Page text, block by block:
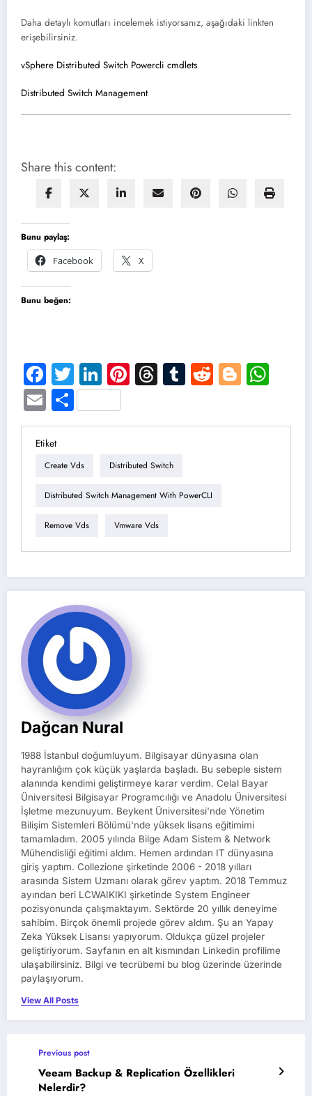
Daha detaylı komutları incelemek istiyorsanız, aşağıdaki linkten
erişebilirsiniz.
vSphere Distributed Switch Powercli cmdlets
Distributed Switch Management
Share this content:
Bunu paylaş:
Facebook
X
Bunu beğen:
Facebook
TwitterLinkedIn
Pinterest
Threads
Tumblr
Reddit
EmailShare
Etiket
Create Vds Distributed Switch
Distributed Switch Management With PowerCLI
Remove Vds Vmware Vds
Dağcan Nural
1988 İstanbul doğumluyum. Bilgisayar dünyasına olan
hayranlığım çok küçük yaşlarda başladı. Bu sebeple sistem
alanında kendimi geliştirmeye karar verdim. Celal Bayar
Üniversitesi Bilgisayar Programcılığı ve Anadolu Üniversitesi
İşletme mezunuyum. Beykent Üniversitesi'nde Yönetim
Bilişim Sistemleri Bölümü'nde yüksek lisans eğitimimi
tamamladım. 2005 yılında Bilge Adam Sistem & Network
Mühendisliği eğitimi aldım. Hemen ardından IT dünyasına
giriş yaptım. Collezione şirketinde 2006 - 2018 yılları
arasında Sistem Uzmanı olarak görev yaptım. 2018 Temmuz
ayından beri LCWAIKIKI şirketinde System Engineer
pozisyonunda çalışmaktayım. Sektörde 20 yıllık deneyime
sahibim. Birçok önemli projede görev aldım. Şu an Yapay
Zeka Yüksek Lisansı yapıyorum. Oldukça güzel projeler
geliştiriyorum. Sayfanın en alt kısmından Linkedin profilime
ulaşabilirsiniz. Bilgi ve tecrübemi bu blog üzerinde üzerinde
paylaşıyorum.
View All Posts
Previous post
Veeam Backup & Replication Özellikleri
Nelerdir?